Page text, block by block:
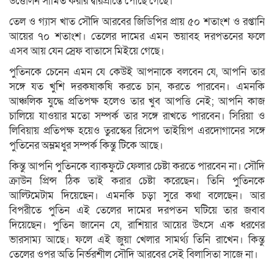
তেল ও গ্যাস খাত সৌদি আরবের জিডিপির প্রায় ৫০ শতাংশ ও রপ্তানি
আয়ের ৭০ শতাংশ। তেলের দামের এমন ভয়াবহ দরপতনের ফলে
এসব আয় যেন স্রেফ বাতাসে মিইয়ে গেছে।
পুতিনকে চেনেন এমন যে কেউই আপনাকে বলবেন যে, আপনি তার
সঙ্গে যত খুশি দরকষাকষি করতে চান, করতে পারবেন। এমনকি
আঞ্চলিক যুদ্ধে প্রতিপক্ষ হলেও তার খুব আপত্তি নেই; আপনি কাজ
চালিয়ে যাওয়ার মতো সম্পর্ক তার সঙ্গে রাখতে পারবেন। সিরিয়া ও
লিবিয়ায় প্রতিপক্ষ হয়েও তুরস্কের রিসেপ তাইয়িপ এরদোগানের সঙ্গে
পুতিনের অম্লমধুর সম্পর্ক কিন্তু টিকে আছে।
কিন্তু আপনি পুতিনকে ব্যাকফুটে ফেলার চেষ্টা করতে পারবেন না। সৌদি
ক্রাউন প্রিন্স ঠিক তাই করার চেষ্টা করেছেন। তিনি পুতিনকে
আল্টিমেটাম দিয়েছেন। এমনকি চড়া সুরে কথা বলেছেন। আর
বিপরীতে পুতিন এই তেলের দামের দরপতন ঘটিয়ে তার জবাব
দিয়েছেন। পুতিন জানেন যে, রাশিয়ার আয়ের উৎসে এক ধরণের
ভারসাম্য আছে। ফলে এই জুয়া খেলার সামর্থ্য তিনি রাখেন। কিন্তু
তেলের ওপর অতি নির্ভরশীল সৌদি আরবের সেই বিলাসিতা সাজে না।